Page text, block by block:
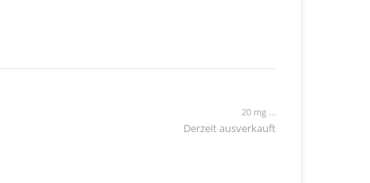
20 mg ...
Derzeit ausverkauft